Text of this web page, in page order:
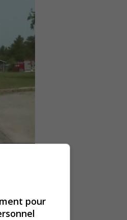
pour